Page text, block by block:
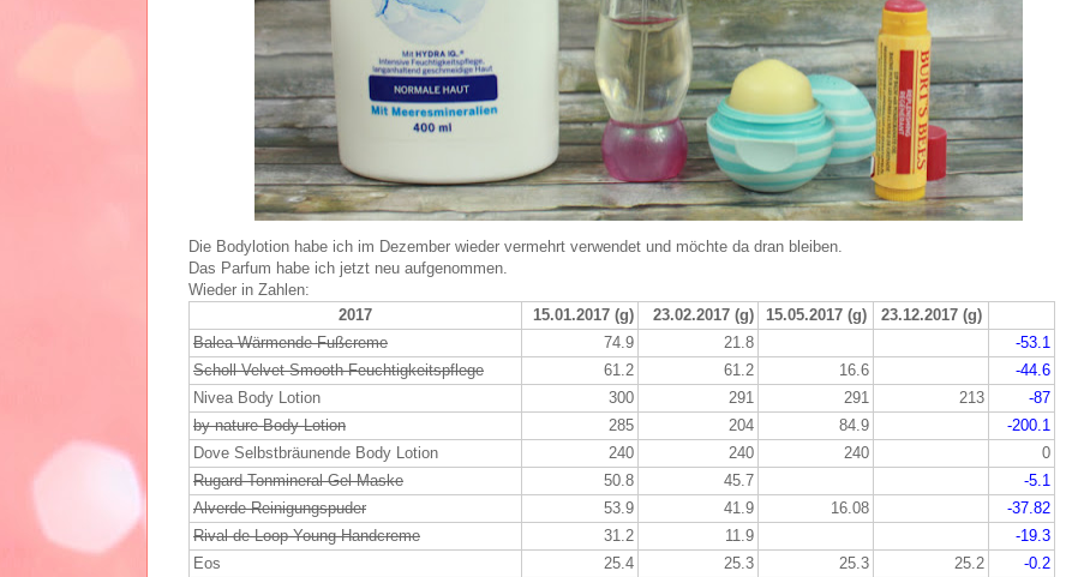
Die Bodylotion habe ich im Dezember wieder vermehrt verwendet und möchte da dran bleiben.
Das Parfum habe ich jetzt neu aufgenommen.
Wieder in Zahlen:
2017
15.01.2017 (g) 23.02.2017 (g) 15.05.2017 (g)
23.12.2017 (g)
Balea Wärmende Fußcreme
74.9 21.8
-53.1
Scholl Velvet Smooth Feuchtigkeitspflege
61.2 61.2 16.6
-44.6
Nivea Body Lotion
300 291 291 213
-87
by nature Body Lotion
285 204 84.9
-200.1
Dove Selbstbräunende Body Lotion
240 240 240
0
Rugard Tonmineral Gel-Maske
50.8 45.7
-5.1
Alverde Reinigungspuder
53.9 41.9 16.08
-37.82
Rival de Loop Young Handcreme
31.2 11.9
-19.3
Eos
25.4 25.3 25.3 25.2
-0.2